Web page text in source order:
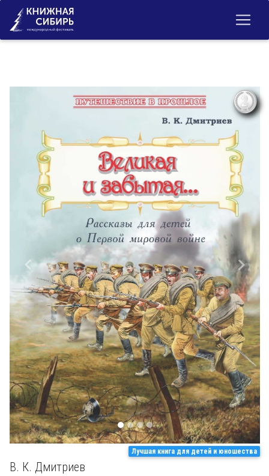
Previous Next
Лучшая книга для детей и юношества
В. К. Дмитриев